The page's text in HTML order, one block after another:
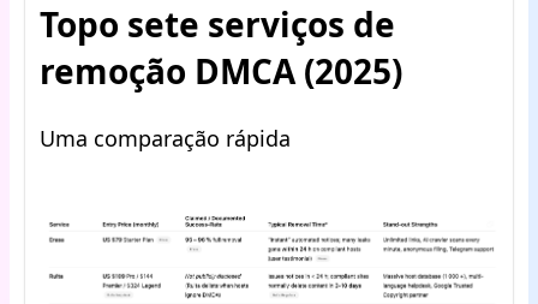
Topo sete serviços de
remoção DMCA (2025)
Uma comparação rápida